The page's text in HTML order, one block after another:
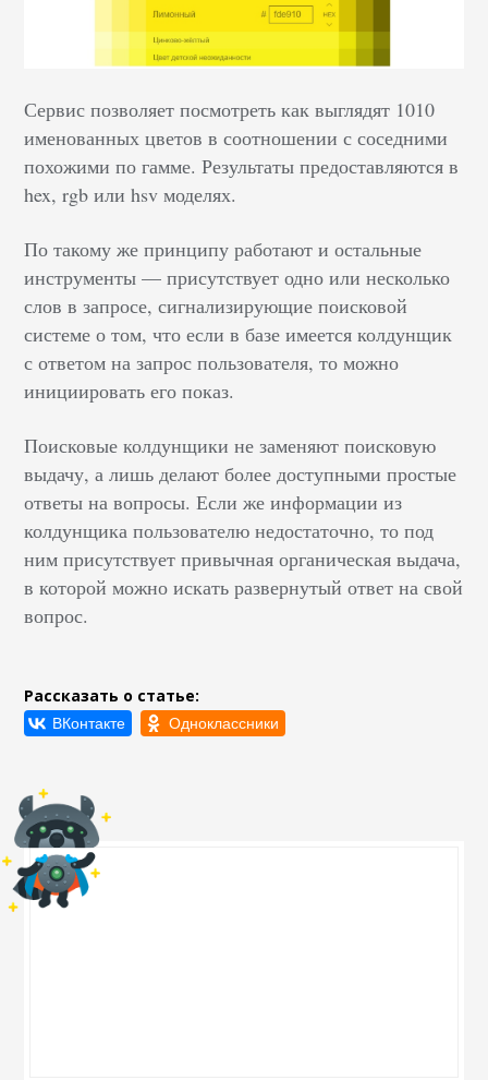
Сервис позволяет посмотреть как выглядят 1010
именованных цветов в соотношении с соседними
похожими по гамме. Результаты предоставляются в
hex, rgb или hsv моделях.
По такому же принципу работают и остальные
инструменты — присутствует одно или несколько
слов в запросе, сигнализирующие поисковой
системе о том, что если в базе имеется колдунщик
с ответом на запрос пользователя, то можно
инициировать его показ.
Поисковые колдунщики не заменяют поисковую
выдачу, а лишь делают более доступными простые
ответы на вопросы. Если же информации из
колдунщика пользователю недостаточно, то под
ним присутствует привычная органическая выдача,
в которой можно искать развернутый ответ на свой
вопрос.
Рассказать о статье: